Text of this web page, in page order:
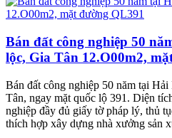
Bán đất công nghiệp 50
lộc, Gia Tân 12.O00m2,
Bán đất công nghiệp 50 năm tại
Tân, ngay mặt quốc lộ 391. Diện
nghiệp đầy đủ giấy tờ pháp lý, thủ
thích hợp xây dựng nhà xưởng sản